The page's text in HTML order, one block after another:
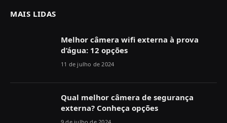
MAIS LIDAS
Melhor câmera wifi externa à prova
d’água: 12 opções
11 de julho de 2024
Qual melhor câmera de segurança
externa? Conheça opções